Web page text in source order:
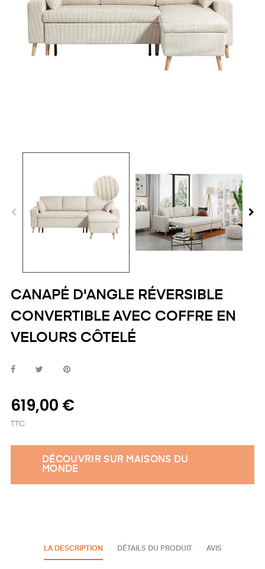
CANAPÉ D'ANGLE RÉVERSIBLE
CONVERTIBLE AVEC COFFRE EN
VELOURS CÔTELÉ
619,00 €
TTC
DÉCOUVRIR SUR MAISONS DU
MONDE
LA DESCRIPTION DÉTAILS DU PRODUIT AVIS